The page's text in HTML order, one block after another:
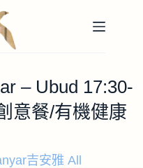
– Ubud 17:30-
意餐/有機健康
吉安雅 All